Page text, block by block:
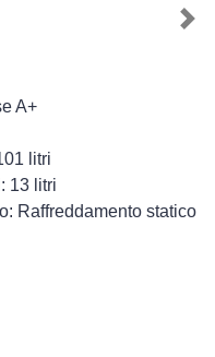
A+
litri
13 litri
Raffreddamento statico